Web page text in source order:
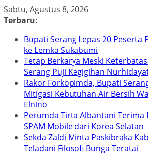
Skip
to
Sabtu, Agustus 8, 2026
Terbaru:
Bupati Serang Lepas 20 Peserta
ke Lemka Sukabumi
Tetap Berkarya Meski
Serang Puji Kegigihan
Rakor Forkopimda, Bupati
Mitigasi Kebutuhan Air Bersih
Elnino
Perumda Tirta Albantani Terima
SPAM Mobile dari Korea Selatan
Sekda Zaldi Minta Paskibraka
Teladani Filosofi Bunga Teratai